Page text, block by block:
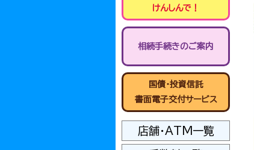
けんしんで！
相続手続きのご案内
国債・投資信託
書面電子交付サービス
店舗・ATM一覧